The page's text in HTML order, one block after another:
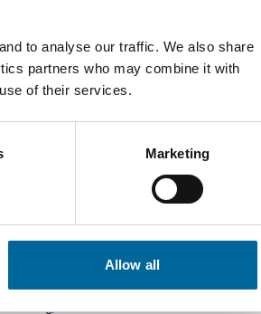
to analyse our traffic. We also share
partners who may combine it with
of their services.
Marketing
Allow all